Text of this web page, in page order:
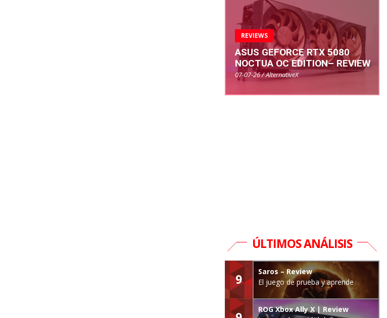
REVIEWS
ASUS GEFORCE RTX 5080
NOCTUA OC EDITION– REVIEW
07-07-26 / AlternativeX
ÚLTIMOS ANÁLISIS
9
Saros – Review
El juego de prueba y aprende
ROG Xbox Ally X | Review